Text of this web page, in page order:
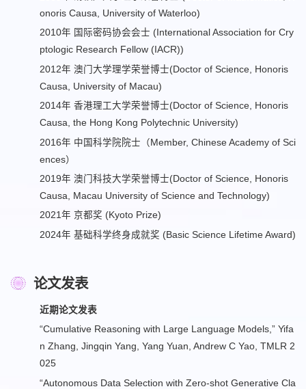
onoris Causa, University of Waterloo)
2010年 国际密码协会会士 (International Association for Cry
ptologic Research Fellow (IACR))
2012年 澳门大学理学荣誉博士(Doctor of Science, Honoris
Causa, University of Macau)
2014年 香港理工大学荣誉博士(Doctor of Science, Honoris
Causa, the Hong Kong Polytechnic University)
2016年 中国科学院院士（Member, Chinese Academy of Sci
ences）
2019年 澳门科技大学荣誉博士(Doctor of Science, Honoris
Causa, Macau University of Science and Technology)
2021年 京都奖 (Kyoto Prize)
2024年 基础科学终身成就奖 (Basic Science Lifetime Award)
论文发表
近期论文发表
“Cumulative Reasoning with Large Language Models,” Yifa
n Zhang, Jingqin Yang, Yang Yuan, Andrew C Yao, TMLR 2
025
“Autonomous Data Selection with Zero-shot Generative Cla